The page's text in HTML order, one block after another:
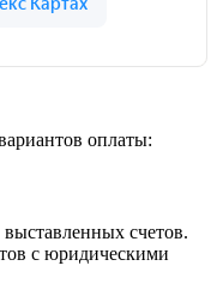
оплаты:
счетов.
с юридическими